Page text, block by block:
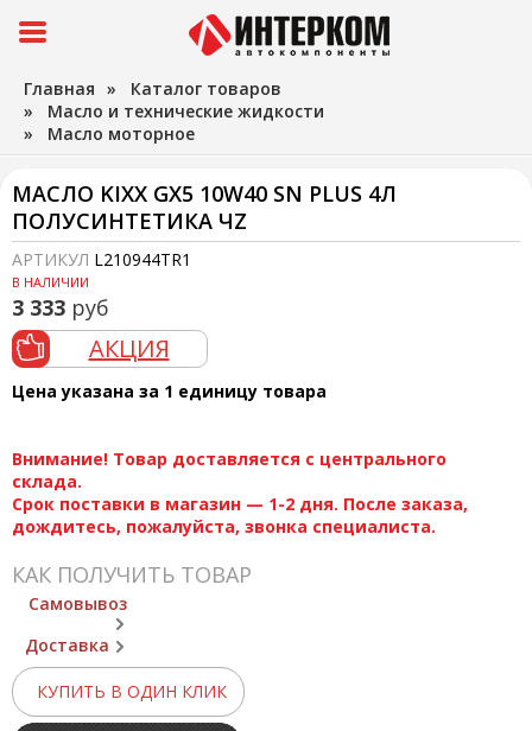
Главная » Каталог товаров
» Масло и технические жидкости
» Масло моторное
МАСЛО KIXX GX5 10W40 SN PLUS 4Л
ПОЛУСИНТЕТИКА ЧZ
АРТИКУЛ L210944TR1
В НАЛИЧИИ
3 333 руб
АКЦИЯ
Цена указана за 1 единицу товара
Внимание! Товар доставляется с центрального
склада.
Срок поставки в магазин — 1-2 дня. После заказа,
дождитесь, пожалуйста, звонка специалиста.
КАК ПОЛУЧИТЬ ТОВАР
Самовывоз
Доставка
КУПИТЬ В ОДИН КЛИК